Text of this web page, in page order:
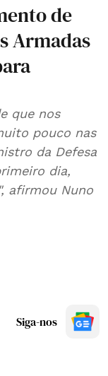
de
Armadas
que nos
pouco nas
da Defesa
dia,
afirmou Nuno
Siga-nos